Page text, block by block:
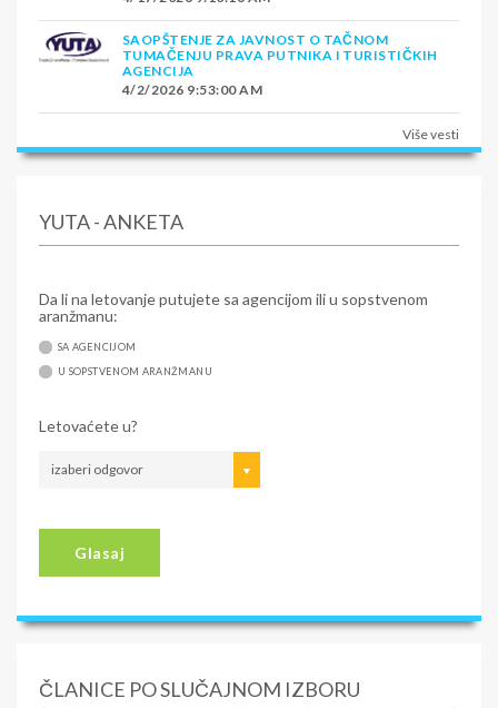
SAOPŠTENJE ZA JAVNOST O TAČNOM
TUMAČENJU PRAVA PUTNIKA I TURISTIČKIH
AGENCIJA
4/2/2026 9:53:00 AM
Više vesti
YUTA - ANKETA
Da li na letovanje putujete sa agencijom ili u sopstvenom
aranžmanu:
SA AGENCIJOM
U SOPSTVENOM ARANŽMANU
Letovaćete u?
izaberi odgovor
Glasaj
ČLANICE PO SLUČAJNOM IZBORU